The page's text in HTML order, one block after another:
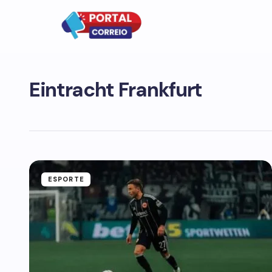
Eintracht Frankfurt
ESPORTE